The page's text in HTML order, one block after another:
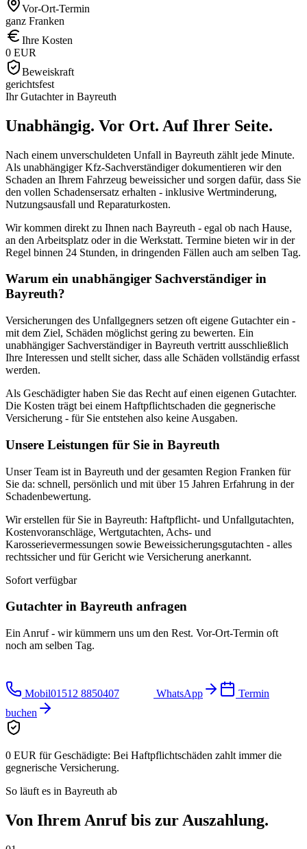
Vor-Ort-Termin
ganz Franken
Ihre Kosten
0 EUR
Beweiskraft
gerichtsfest
Ihr Gutachter in Bayreuth
Unabhängig. Vor Ort. Auf Ihrer Seite.
Nach einem unverschuldeten Unfall in Bayreuth zählt jede Minute.
Als unabhängiger Kfz-Sachverständiger dokumentieren wir den
Schaden an Ihrem Fahrzeug beweissicher und sorgen dafür, dass Sie
den vollen Schadensersatz erhalten - inklusive Wertminderung,
Nutzungsausfall und Reparaturkosten.
Wir kommen direkt zu Ihnen nach Bayreuth - egal ob nach Hause,
an den Arbeitsplatz oder in die Werkstatt. Termine bieten wir in der
Regel binnen 24 Stunden, in dringenden Fällen auch am selben Tag.
Warum ein unabhängiger Sachverständiger in
Bayreuth?
Versicherungen des Unfallgegners setzen oft eigene Gutachter ein -
mit dem Ziel, Schäden möglichst gering zu bewerten. Ein
unabhängiger Sachverständiger in Bayreuth vertritt ausschließlich
Ihre Interessen und stellt sicher, dass alle Schäden vollständig erfasst
werden.
Als Geschädigter haben Sie das Recht auf einen eigenen Gutachter.
Die Kosten trägt bei einem Haftpflichtschaden die gegnerische
Versicherung - für Sie entstehen also keine Ausgaben.
Unsere Leistungen für Sie in Bayreuth
Unser Team ist in Bayreuth und der gesamten Region Franken für
Sie da: schnell, persönlich und mit über 15 Jahren Erfahrung in der
Schadenbewertung.
Wir erstellen für Sie in Bayreuth: Haftpflicht- und Unfallgutachten,
Kostenvoranschläge, Wertgutachten, Achs- und
Karosserievermessungen sowie Beweissicherungsgutachten - alles
rechtssicher und für Gericht wie Versicherung anerkannt.
Sofort verfügbar
Gutachter in Bayreuth anfragen
Ein Anruf - wir kümmern uns um den Rest. Vor-Ort-Termin oft
noch am selben Tag.
Mobil01512 8850407 WhatsApp
Termin
buchen
0 EUR für Geschädigte: Bei Haftpflichtschäden zahlt immer die
gegnerische Versicherung.
So läuft es in Bayreuth ab
Von Ihrem Anruf bis zur Auszahlung.